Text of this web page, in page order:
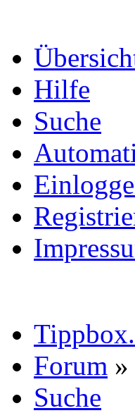
Hilfe
Suche
Forum »
Suche